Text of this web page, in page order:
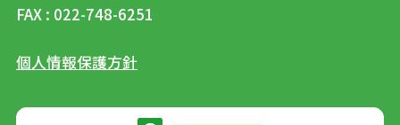
FAX : 022-748-6251
個人情報保護方針